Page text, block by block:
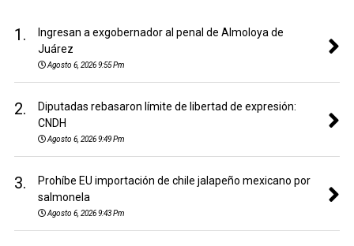
1.
Ingresan a exgobernador al penal de Almoloya de
Juárez
Agosto 6, 2026 9:55 Pm
2.
Diputadas rebasaron límite de libertad de expresión:
CNDH
Agosto 6, 2026 9:49 Pm
3.
Prohíbe EU importación de chile jalapeño mexicano por
salmonela
Agosto 6, 2026 9:43 Pm